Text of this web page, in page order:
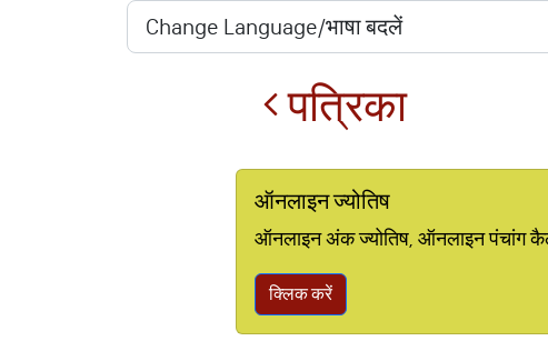
पत्रिका
ऑनलाइन ज्योतिष
ऑनलाइन अंक ज्योतिष, ऑनलाइन पंचांग
क्लिक करें